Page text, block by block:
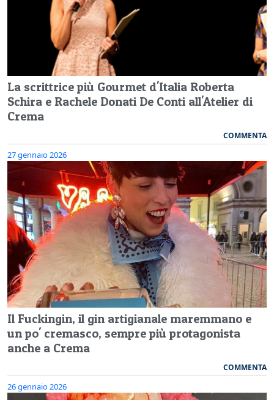
La scrittrice più Gourmet d'Italia Roberta
Schira e Rachele Donati De Conti all'Atelier di
Crema
COMMENTA
27 gennaio 2026
Il Fuckingin, il gin artigianale maremmano e
un po' cremasco, sempre più protagonista
anche a Crema
COMMENTA
26 gennaio 2026